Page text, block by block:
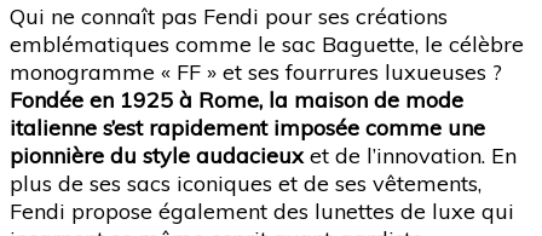
Qui ne connaît pas Fendi pour ses créations
emblématiques comme le sac Baguette, le célèbre
monogramme « FF » et ses fourrures luxueuses ?
Fondée en 1925 à Rome, la maison de mode
italienne s’est rapidement imposée comme une
pionnière du style audacieux et de l’innovation. En
plus de ses sacs iconiques et de ses vêtements,
Fendi propose également des lunettes de luxe qui